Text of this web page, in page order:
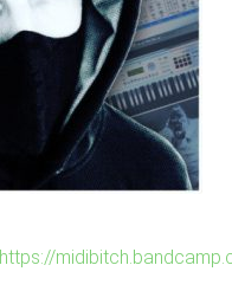
https://